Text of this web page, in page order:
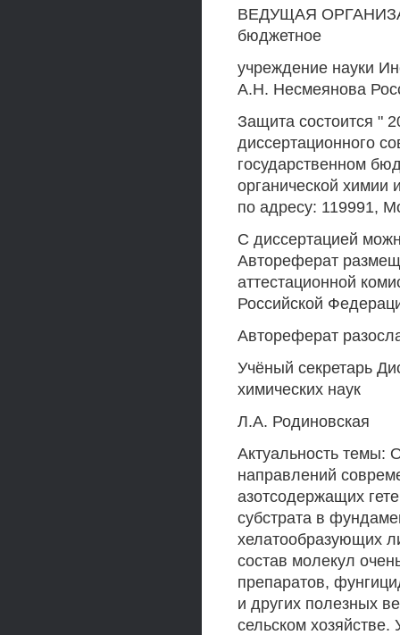
ВЕДУЩАЯ
бюджетное
учреждение науки
А.Н. Несмеянова
Защита состоится "
диссертационного
государственном
органической химии
по адресу: 119991,
С диссертацией
Автореферат
аттестационной
Российской
Автореферат
Учёный секретарь
химических наук
Л.А. Родиновская
Актуальность темы:
направлений
азотсодержащих
субстрата в
хелатообразующих
состав молекул
препаратов,
и других полезных
сельском хозяйстве.